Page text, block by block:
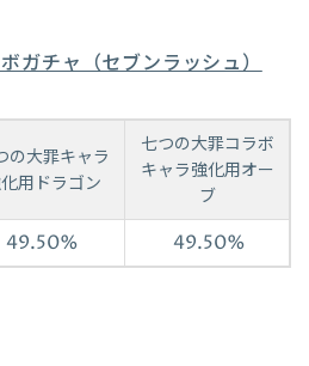
ガチャ（セブンラッシュ）
の大罪キャラ
用ドラゴン
七つの大罪コラボ
キャラ強化用オー
ブ
49.50% 49.50%